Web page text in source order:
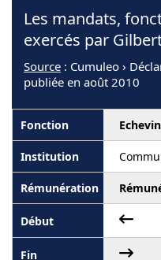
Les mandats,
exercés par
Source : Cumuleo ›
publiée en août 2010
Echevin